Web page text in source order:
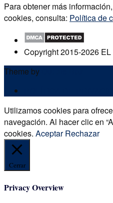
Para obtener más
cookies, consulta: Política de
Copyright 2015-2026
Theme by
Utilizamos cookies para
navegación. Al hacer clic en
cookies. Aceptar Rechazar
Cerrar
Privacy Overview